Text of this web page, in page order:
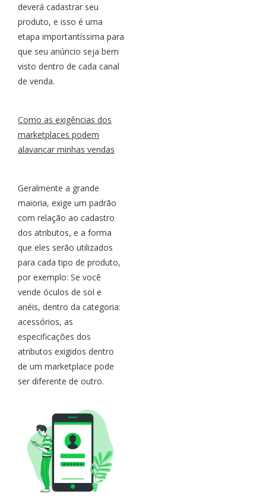
deverá cadastrar seu
produto, e isso é uma
etapa importantíssima para
que seu anúncio seja bem
visto dentro de cada canal
de venda.
Como as exigências dos
marketplaces podem
alavancar minhas vendas
Geralmente a grande
maioria, exige um padrão
com relação ao cadastro
dos atributos, e a forma
que eles serão utilizados
para cada tipo de produto,
por exemplo: Se você
vende óculos de sol e
anéis, dentro da categoria:
acessórios, as
especificações dos
atributos exigidos dentro
de um marketplace pode
ser diferente de outro.